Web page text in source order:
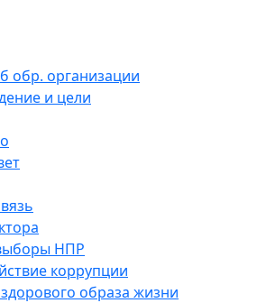
обр. организации
и цели
НПР
коррупции
образа жизни